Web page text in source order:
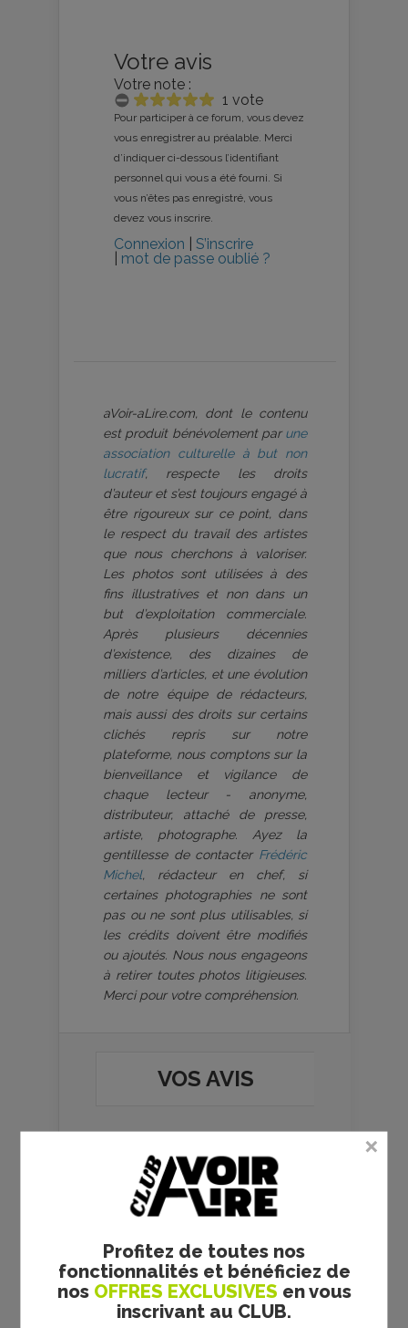
Profitez de toutes nos
fonctionnalités et bénéficiez de
nos OFFRES EXCLUSIVES en vous
inscrivant au CLUB.
Votre avis
Votre note :
1 vote
Pour participer à ce forum, vous devez
vous enregistrer au préalable. Merci
d’indiquer ci-dessous l’identifiant
personnel qui vous a été fourni. Si
vous n’êtes pas enregistré, vous
devez vous inscrire.
Connexion
S’inscrire
mot de passe oublié ?
aVoir-aLire.com, dont le contenu
est produit bénévolement par une
association culturelle à but non
lucratif, respecte les droits
d’auteur et s’est toujours engagé à
être rigoureux sur ce point, dans
le respect du travail des artistes
que nous cherchons à valoriser.
Les photos sont utilisées à des
fins illustratives et non dans un
but d’exploitation commerciale.
Après plusieurs décennies
d’existence, des dizaines de
milliers d’articles, et une évolution
de notre équipe de rédacteurs,
mais aussi des droits sur certains
clichés repris sur notre
plateforme, nous comptons sur la
bienveillance et vigilance de
chaque lecteur - anonyme,
distributeur, attaché de presse,
artiste, photographe. Ayez la
gentillesse de contacter Frédéric
Michel, rédacteur en chef, si
certaines photographies ne sont
pas ou ne sont plus utilisables, si
les crédits doivent être modifiés
ou ajoutés. Nous nous engageons
à retirer toutes photos litigieuses.
Merci pour votre compréhension.
VOS AVIS
Lanero Zamora -
critique de la novella
Le22 juillet 2026par